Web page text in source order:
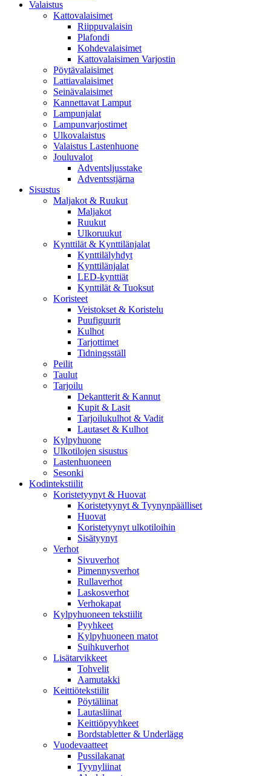
Valaistus
Kattovalaisimet
Riippuvalaisin
Plafondi
Kohdevalaisimet
Kattovalaisimen Varjostin
Pöytävalaisimet
Lattiavalaisimet
Seinävalaisimet
Kannettavat Lamput
Lampunjalat
Lampunvarjostimet
Ulkovalaistus
Valaistus Lastenhuone
Jouluvalot
Adventsljusstake
Adventsstjärna
Sisustus
Maljakot & Ruukut
Maljakot
Ruukut
Ulkoruukut
Kynttilät & Kynttilänjalat
Kynttilälyhdyt
Kynttilänjalat
LED-kynttiät
Kynttilät & Tuoksut
Koristeet
Veistokset & Koristelu
Puufiguurit
Kulhot
Tarjottimet
Tidningsställ
Peilit
Taulut
Tarjoilu
Dekantterit & Kannut
Kupit & Lasit
Tarjoilukulhot & Vadit
Lautaset & Kulhot
Kylpyhuone
Ulkotilojen sisustus
Lastenhuoneen
Sesonki
Kodintekstiilit
Koristetyynyt & Huovat
Koristetyynyt & Tyynynpäälliset
Huovat
Koristetyynyt ulkotiloihin
Sisätyynyt
Verhot
Sivuverhot
Pimennysverhot
Rullaverhot
Laskosverhot
Verhokapat
Kylpyhuoneen tekstiilit
Pyyhkeet
Kylpyhuoneen matot
Suihkuverhot
Lisätarvikkeet
Tohvelit
Aamutakki
Keittiötekstiilit
Pöytäliinat
Lautasliinat
Keittiöpyyhkeet
Bordstabletter & Underlägg
Vuodevaatteet
Pussilakanat
Tyynyliinat